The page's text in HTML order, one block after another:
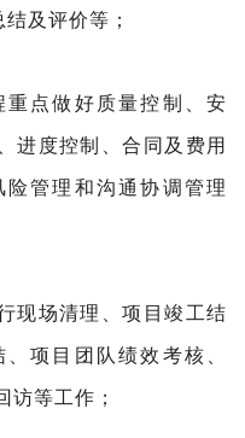
及评价等；
点做好质量控制、安
进度控制、合同及费用
管理和沟通协调管理
现场清理、项目竣工结
项目团队绩效考核、
访等工作；